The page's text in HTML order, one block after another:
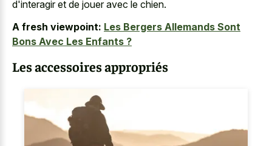
d'interagir et de jouer avec le chien.
A fresh viewpoint: Les Bergers Allemands Sont
Bons Avec Les Enfants ?
Les accessoires appropriés